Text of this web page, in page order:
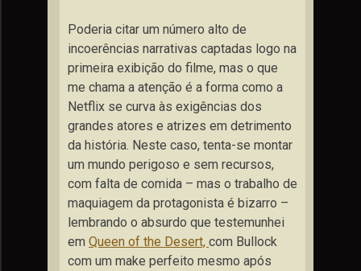
Poderia citar um número alto de
incoerências narrativas captadas logo na
primeira exibição do filme, mas o que
me chama a atenção é a forma como a
Netflix se curva às exigências dos
grandes atores e atrizes em detrimento
da história. Neste caso, tenta-se montar
um mundo perigoso e sem recursos,
com falta de comida – mas o trabalho de
maquiagem da protagonista é bizarro –
lembrando o absurdo que testemunhei
em Queen of the Desert, com Bullock
com um make perfeito mesmo após